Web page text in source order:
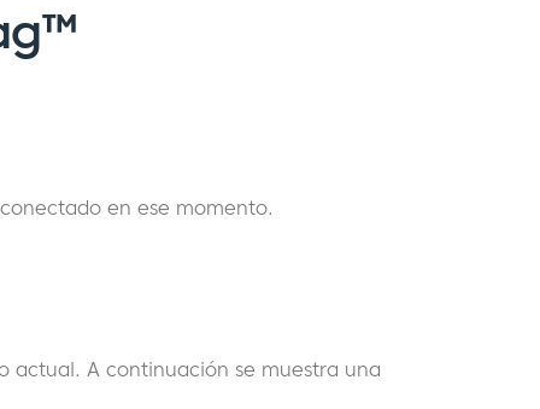
en ese momento.
A continuación se muestra una